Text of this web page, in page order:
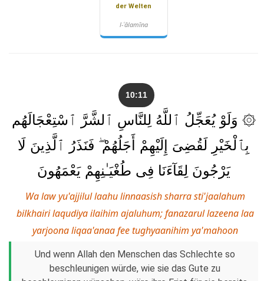
der Welten
l-ʿālamīna
10:11
۞ وَلَوْ يُعَجِّلُ ٱللَّهُ لِلنَّاسِ ٱلشَّرَّ ٱسْتِعْجَالَهُم
بِٱلْخَيْرِ لَقُضِىَ إِلَيْهِمْ أَجَلُهُمْ ۖ فَنَذَرُ ٱلَّذِينَ لَا
يَرْجُونَ لِقَآءَنَا فِى طُغْيَـٰنِهِمْ يَعْمَهُونَ
Wa law yu'ajjilul laahu linnaasish sharra sti'jaalahum
bilkhairi laqudiya ilaihim ajaluhum; fanazarul lazeena laa
yarjoona liqaa'anaa fee tughyaanihim ya'mahoon
Und wenn Allah den Menschen das Schlechte so
beschleunigen würde, wie sie das Gute zu